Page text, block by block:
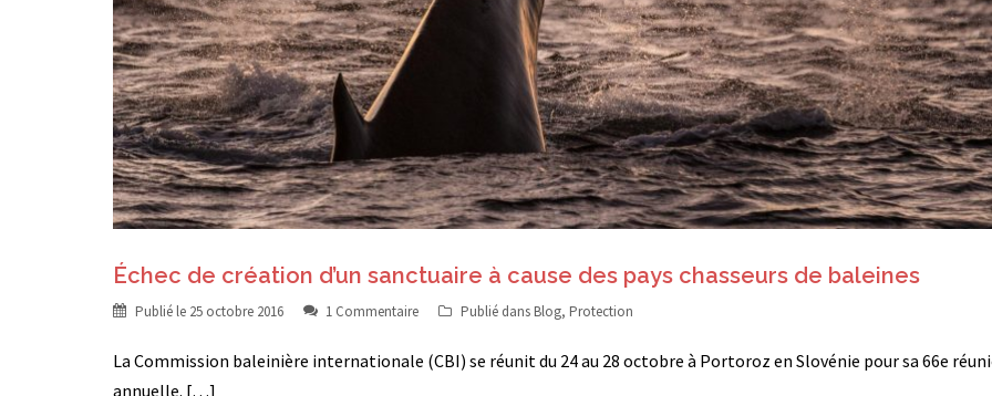
Échec de création d’un sanctuaire à cause des pays chasseurs de baleines
Publié le 25 octobre 2016 1 Commentaire Publié dans Blog, Protection
La Commission baleinière internationale (CBI) se réunit du 24 au 28 octobre à Portoroz en Slovénie pour sa 66e
annuelle. […]